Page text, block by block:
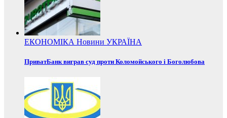
ЕКОНОМІКА Новини УКРАЇНА
ПриватБанк виграв суд проти Коломойського і Боголюбова